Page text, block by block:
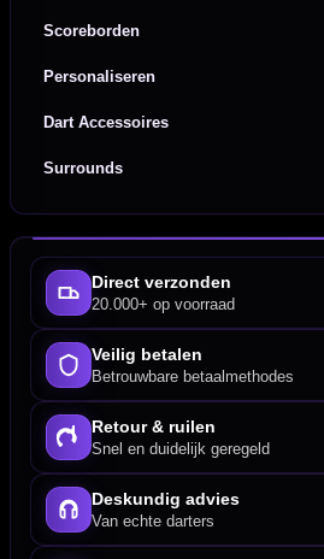
Scoreborden
Personaliseren
Dart Accessoires
Surrounds
Direct verzonden
20.000+ op voorraad
Veilig betalen
Betrouwbare betaalmethodes
Retour & ruilen
Snel en duidelijk geregeld
Deskundig advies
Van echte darters